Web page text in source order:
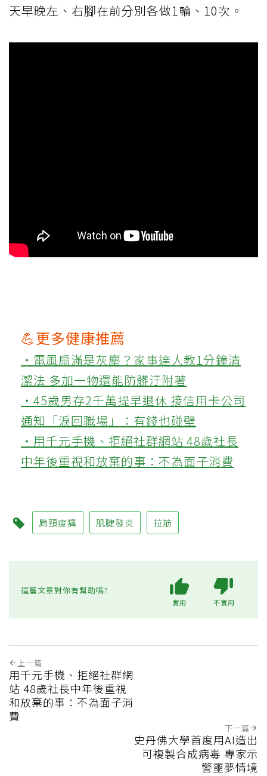
天早晚左、右腳在前分別各做1輪、10次。
💪更多健康推薦
‧電風扇滿是灰塵？家事達人教1分鐘清
潔法 多加一物還能防髒汙附著
‧45歲男存2千萬提早退休 接信用卡公司
通知「淚回職場」：有錢也碰壁
‧用千元手機、拒絕社群網站 48歲社長
中年後重視和放棄的事：不為面子消費
肩頸痠痛 肌腱發炎 拉筋
這篇文章對你有幫助嗎?
實用 不實用
上一篇
用千元手機、拒絕社群網
站 48歲社長中年後重視
和放棄的事：不為面子消
費
下一篇
史丹佛大學首度用AI造出
可複製合成病毒 專家示
警噩夢情境